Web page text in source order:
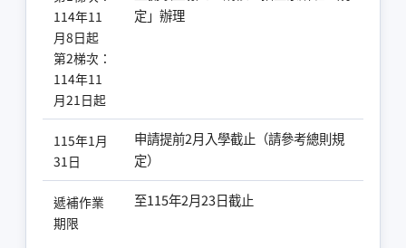
114年11
月8日起
第2梯次：
114年11
月21日起
定」辦理
115年1月
31日
申請提前2月入學截止（請參考總則規
定）
遞補作業
期限
至115年2月23日截止